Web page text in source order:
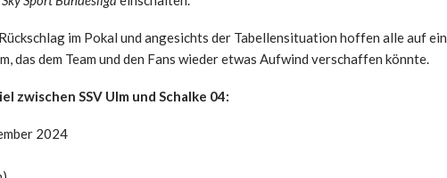
im Pokal und angesichts der Tabellensituation hoffen alle auf ein
das dem Team und den Fans wieder etwas Aufwind verschaffen könnte.
zwischen SSV Ulm und Schalke 04:
2024